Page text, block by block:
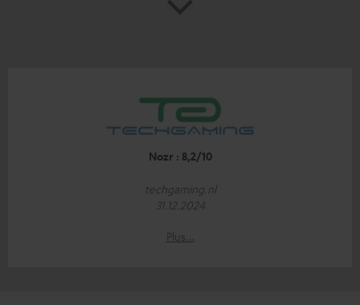
Nozr : 8,2/10
techgaming.nl
31.12.2024
Plus…